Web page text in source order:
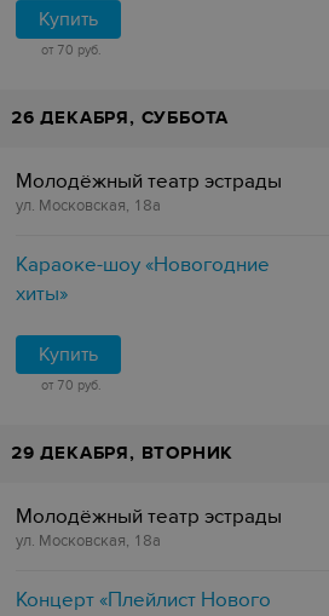
Купить
от 70 руб.
26 ДЕКАБРЯ, СУББОТА
Молодёжный театр эстрады
ул. Московская, 18а
Караоке-шоу «Новогодние
хиты»
Купить
от 70 руб.
29 ДЕКАБРЯ, ВТОРНИК
Молодёжный театр эстрады
ул. Московская, 18а
Концерт «Плейлист Нового